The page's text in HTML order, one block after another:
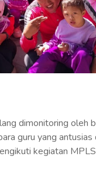
dimonitoring oleh
guru yang
kegiatan